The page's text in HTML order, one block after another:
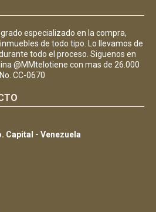
especializado en la compra,
de todo tipo. Lo llevamos de
todo el proceso. Siguenos en
@MMtelotiene con mas de 26.000
CC-0670
Capital - Venezuela